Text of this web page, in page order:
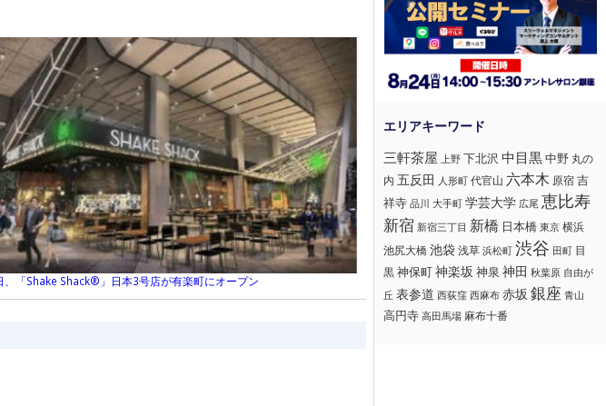
、「Shake Shack®」日本3号店が有楽町にオープン
三軒茶屋 上野 下北沢 中目黒中野 丸の
内 五反田 人形町 代官山 六本木 原宿 吉
祥寺 品川 大手町 学芸大学 広尾 恵比寿
新宿 新宿三丁目 新橋 日本橋 東京 横浜
池尻大橋 池袋浅草 浜松町 渋谷 田町 目
黒神保町神楽坂 神泉 神田 秋葉原 自由が
丘 表参道 西荻窪 西麻布 赤坂 銀座 青山
高円寺 高田馬場 麻布十番